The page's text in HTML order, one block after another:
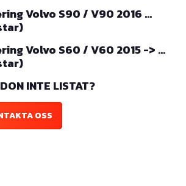
Volvo S90 / V90 2016 …
Volvo S60 / V60 2015 -> …
INTE LISTAT?
OSS